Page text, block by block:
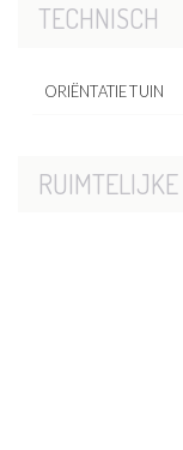
TECHNISCH
ORIËNTATIE TUIN